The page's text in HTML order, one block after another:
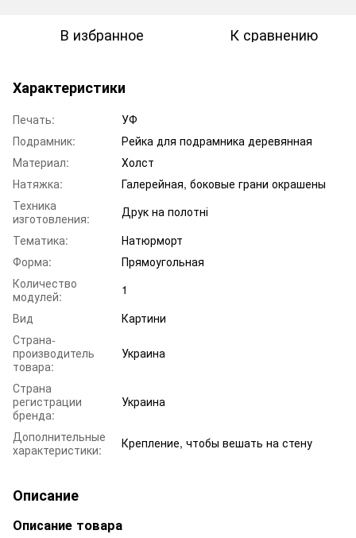
В избранное К сравнению
Характеристики
Печать:
УФ
Подрамник:
Рейка для подрамника деревянная
Материал:
Холст
Натяжка:
Галерейная, боковые грани окрашены
Техника
изготовления:
Друк на полотні
Тематика:
Натюрморт
Форма:
Прямоугольная
Количество
модулей:
1
Вид
Картини
Страна-
производитель
товара:
Украина
Страна
регистрации
бренда:
Украина
Дополнительные
характеристики:
Крепление, чтобы вешать на стену
Описание
Описание товара